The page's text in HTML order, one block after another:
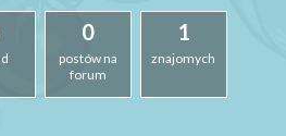
0
postów na
forum
1
znajomych